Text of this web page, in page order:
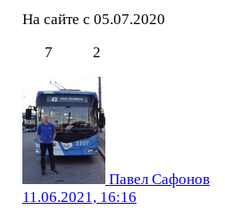
На сайте с 05.07.2020
7
2
Павел Сафонов
11.06.2021, 16:16